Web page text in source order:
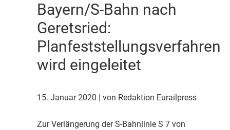
Bayern/S-Bahn nach
Geretsried:
Planfeststellungsverfahren
wird eingeleitet
15. Januar 2020 | von Redaktion Eurailpress
Zur Verlängerung der S-Bahnlinie S 7 von